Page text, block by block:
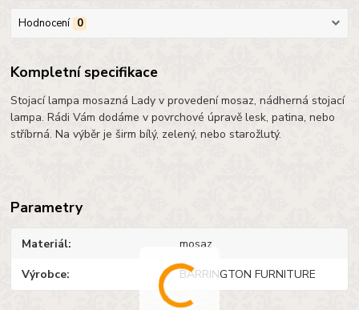
Hodnocení 0
Kompletní specifikace
Stojací lampa mosazná Lady v provedení mosaz, nádherná stojací
lampa. Rádi Vám dodáme v povrchové úpravě lesk, patina, nebo
stříbrná. Na výběr je širm bílý, zelený, nebo starožlutý.
Parametry
Materiál mosaz
Výrobce BARRINGTON FURNITURE